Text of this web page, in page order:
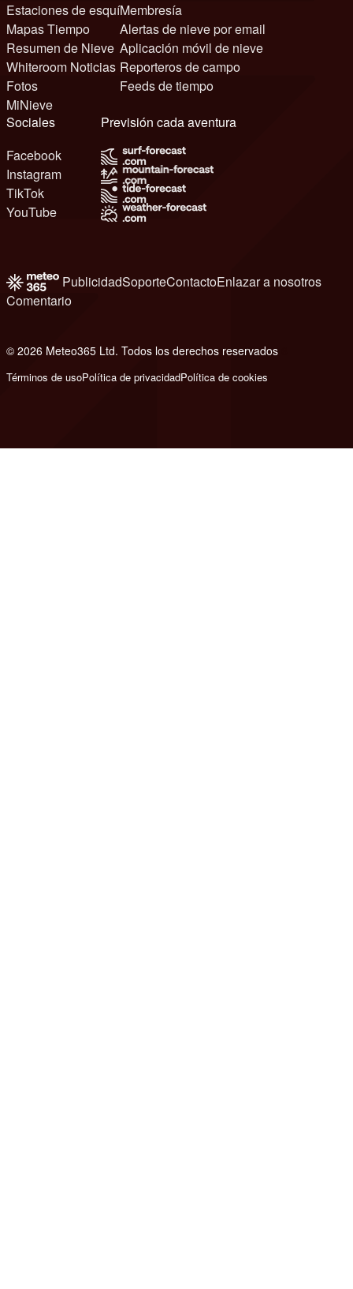
Estaciones de esquí
Mapas Tiempo
Resumen de Nieve
Whiteroom Noticias
Fotos
MiNieve
Membresía
Alertas de nieve por email
Aplicación móvil de nieve
Reporteros de campo
Feeds de tiempo
Sociales
Facebook
Instagram
TikTok
YouTube
Previsión cada aventura
PublicidadSoporteContactoEnlazar a nosotros
Comentario
© 2026 Meteo365 Ltd. Todos los derechos reservados
Términos de usoPolítica de privacidadPolítica de cookies